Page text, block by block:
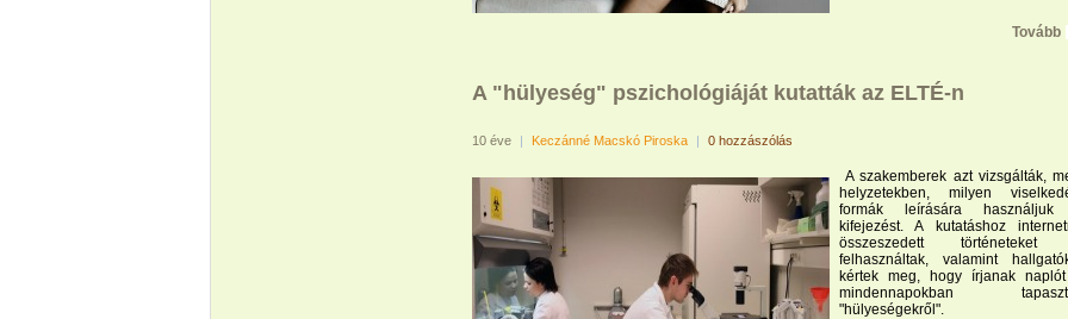
Tovább
A "hülyeség" pszichológiáját kutatták az ELTÉ-n
10 éve | Keczánné Macskó Piroska | 0 hozzászólás
A szakemberek azt vizsgálták,
helyzetekben, milyen
formák leírására
kifejezést. A kutatáshoz
összeszedett történeteket
felhasználtak, valamint
kértek meg, hogy írjanak
mindennapokban
"hülyeségekről".